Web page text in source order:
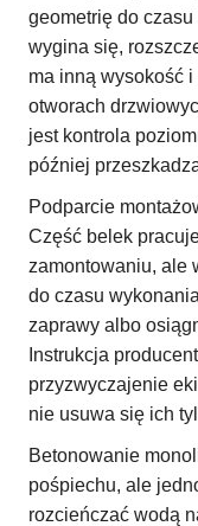
geometrię do
wygina się,
ma inną wysokość i
otworach
jest kontrola
później
Podparcie
Część belek
zamontowaniu, ale
do czasu
zaprawy albo
Instrukcja
przyzwyczajenie
nie usuwa się ich
Betonowanie
pośpiechu, ale
rozcieńczać wodą